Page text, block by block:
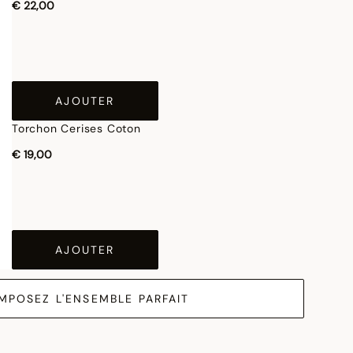
€ 22,00
AJOUTER
Torchon Cerises Coton
€ 19,00
AJOUTER
L'ENSEMBLE PARFAIT